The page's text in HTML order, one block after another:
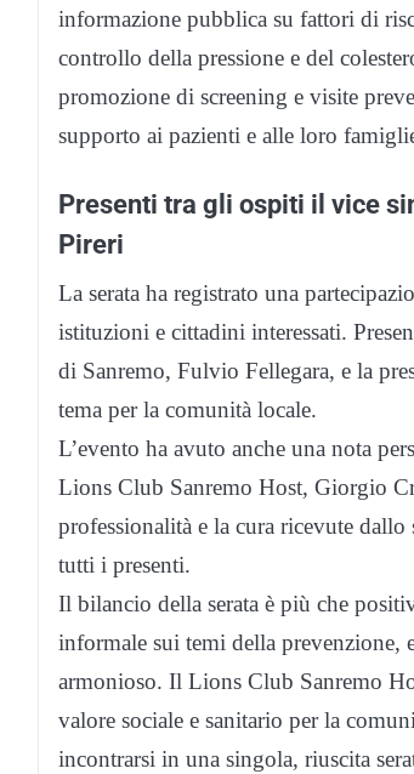
informazione pubblica su fattori di
controllo della pressione e del
promozione di screening e visite
supporto ai pazienti e alle loro
Presenti tra gli ospiti il vice
Pireri
La serata ha registrato una
istituzioni e cittadini interessati.
di Sanremo, Fulvio Fellegara, e la
tema per la comunità locale.
L’evento ha avuto anche una nota
Lions Club Sanremo Host, Giorgio
professionalità e la cura ricevute
tutti i presenti.
Il bilancio della serata è più che
informale sui temi della prevenzione,
armonioso. Il Lions Club Sanremo
valore sociale e sanitario per la
incontrarsi in una singola, riuscita